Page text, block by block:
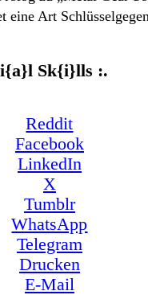
eine Art
Sk{i}lls :.
Reddit
Facebook
LinkedIn
X
Tumblr
WhatsApp
Telegram
Drucken
E-Mail